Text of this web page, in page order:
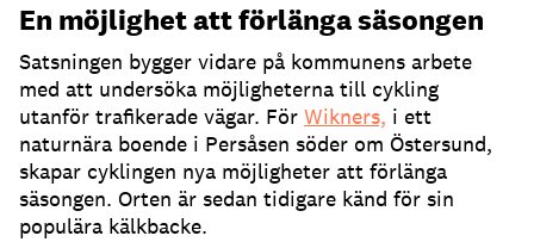
En möjlighet att förlänga säsongen
Satsningen bygger vidare på kommunens arbete
med att undersöka möjligheterna till cykling
utanför trafikerade vägar. För Wikners, i ett
naturnära boende i Persåsen söder om Östersund,
skapar cyklingen nya möjligheter att förlänga
säsongen. Orten är sedan tidigare känd för sin
populära kälkbacke.